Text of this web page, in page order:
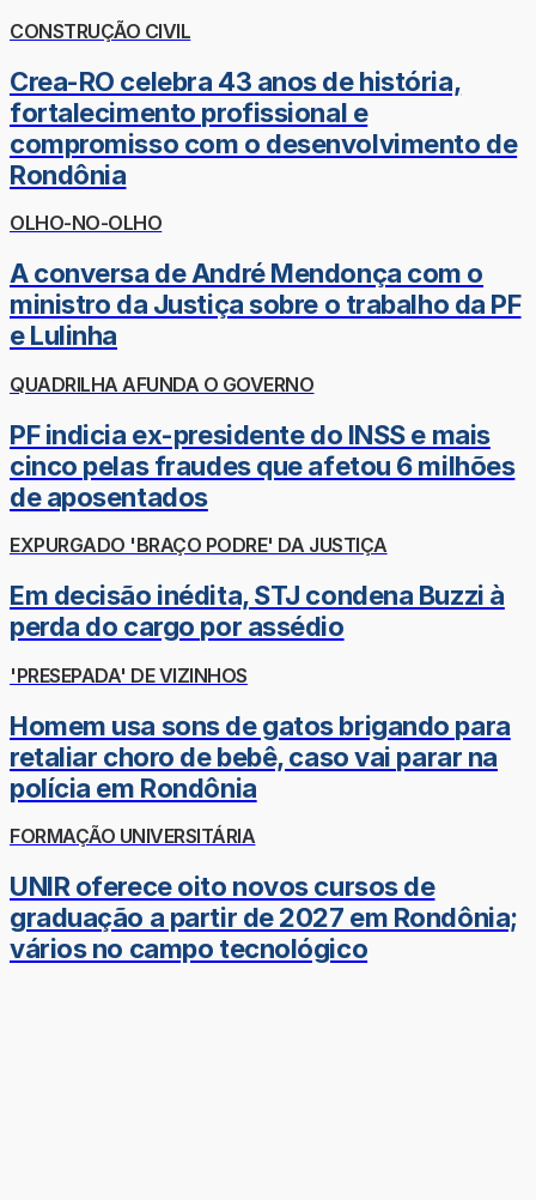
CONSTRUÇÃO CIVIL
Crea-RO celebra 43 anos de história,
fortalecimento profissional e
compromisso com o desenvolvimento de
Rondônia
OLHO-NO-OLHO
A conversa de André Mendonça com o
ministro da Justiça sobre o trabalho da PF
e Lulinha
QUADRILHA AFUNDA O GOVERNO
PF indicia ex-presidente do INSS e mais
cinco pelas fraudes que afetou 6 milhões
de aposentados
EXPURGADO 'BRAÇO PODRE' DA JUSTIÇA
Em decisão inédita, STJ condena Buzzi à
perda do cargo por assédio
'PRESEPADA' DE VIZINHOS
Homem usa sons de gatos brigando para
retaliar choro de bebê, caso vai parar na
polícia em Rondônia
FORMAÇÃO UNIVERSITÁRIA
UNIR oferece oito novos cursos de
graduação a partir de 2027 em Rondônia;
vários no campo tecnológico